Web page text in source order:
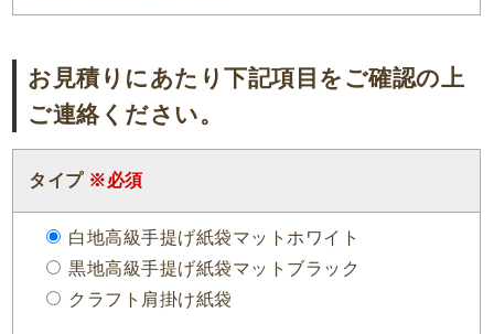
お見積りにあたり下記項目をご確認の上
ご連絡ください。
タイプ ※必須
白地高級手提げ紙袋マットホワイト
黒地高級手提げ紙袋マットブラック
クラフト肩掛け紙袋